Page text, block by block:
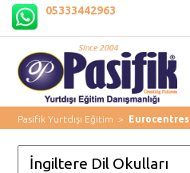
05333442963
Pasifik Yurtdışı Eğitim> Eurocentres